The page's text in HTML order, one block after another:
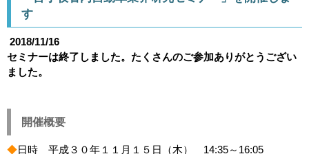
す
2018/11/16
セミナーは終了しました。たくさんのご参加ありがとうござい
ました。
開催概要
◆日時 平成３０年１１月１５日（木） 14:35～16:05